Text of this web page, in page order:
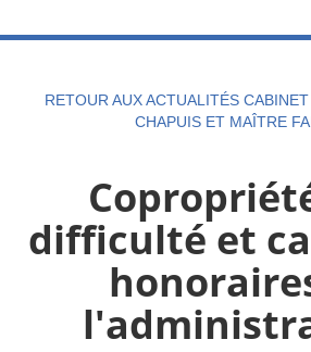
RETOUR AUX ACTUALITÉS
CHAPUIS ET MAÎTRE
difficulté et